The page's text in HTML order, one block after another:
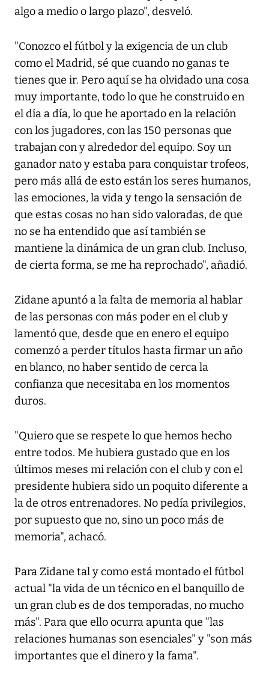
algo a medio o largo plazo", desveló.
"Conozco el fútbol y la exigencia de un club
como el Madrid, sé que cuando no ganas te
tienes que ir. Pero aquí se ha olvidado una cosa
muy importante, todo lo que he construido en
el día a día, lo que he aportado en la relación
con los jugadores, con las 150 personas que
trabajan con y alrededor del equipo. Soy un
ganador nato y estaba para conquistar trofeos,
pero más allá de esto están los seres humanos,
las emociones, la vida y tengo la sensación de
que estas cosas no han sido valoradas, de que
no se ha entendido que así también se
mantiene la dinámica de un gran club. Incluso,
de cierta forma, se me ha reprochado", añadió.
Zidane apuntó a la falta de memoria al hablar
de las personas con más poder en el club y
lamentó que, desde que en enero el equipo
comenzó a perder títulos hasta firmar un año
en blanco, no haber sentido de cerca la
confianza que necesitaba en los momentos
duros.
"Quiero que se respete lo que hemos hecho
entre todos. Me hubiera gustado que en los
últimos meses mi relación con el club y con el
presidente hubiera sido un poquito diferente a
la de otros entrenadores. No pedía privilegios,
por supuesto que no, sino un poco más de
memoria", achacó.
Para Zidane tal y como está montado el fútbol
actual "la vida de un técnico en el banquillo de
un gran club es de dos temporadas, no mucho
más". Para que ello ocurra apunta que "las
relaciones humanas son esenciales" y "son más
importantes que el dinero y la fama".